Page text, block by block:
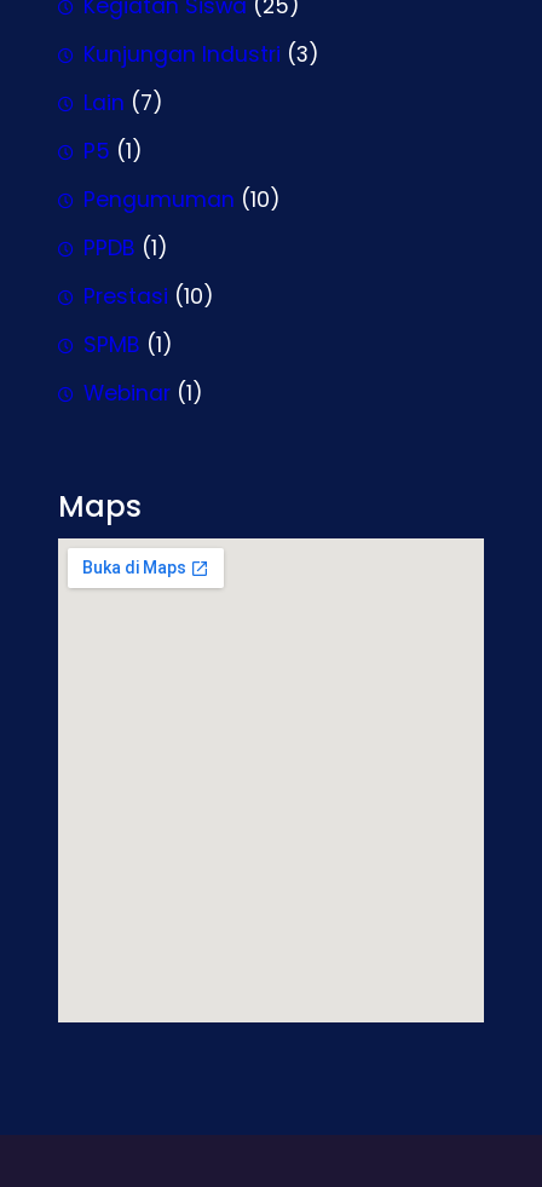
Kegiatan Siswa (25)
Kunjungan Industri (3)
Lain (7)
P5 (1)
Pengumuman (10)
PPDB (1)
Prestasi (10)
SPMB (1)
Webinar (1)
Maps